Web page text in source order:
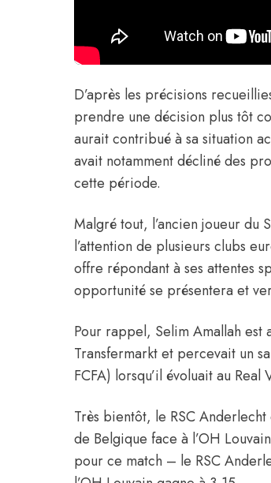
D’après les précisions
prendre une décision plus tôt
aurait contribué à sa situation
avait notamment décliné des
cette période.
Malgré tout, l’ancien joueur du
l’attention de plusieurs clubs
offre répondant à ses attentes
opportunité se présentera et
Pour rappel, Selim Amallah est
Transfermarkt et percevait un
FCFA) lorsqu’il évoluait au Real
Très bientôt, le RSC
de Belgique face à l’OH
pour ce match – le RSC